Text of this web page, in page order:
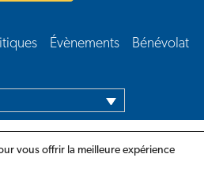
de page
Évènements Bénévolat
vous offrir la meilleure expérience